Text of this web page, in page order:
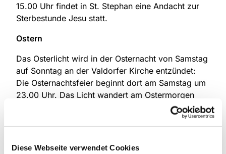
Diese Webseite verwendet Cookies
15.00 Uhr findet in St. Stephan eine Andacht zur
Sterbestunde Jesu statt.
Ostern
Das Osterlicht wird in der Osternacht von Samstag
auf Sonntag an der Valdorfer Kirche entzündet:
Die Osternachtsfeier beginnt dort am Samstag um
23.00 Uhr. Das Licht wandert am Ostermorgen
nach Uffeln weiter, wo um 6.00 Uhr im EGZ Uffeln
ein Ostergottesdienst mit Tauferinnerung und
Im Anschluss daran kann man am gemeinsamen